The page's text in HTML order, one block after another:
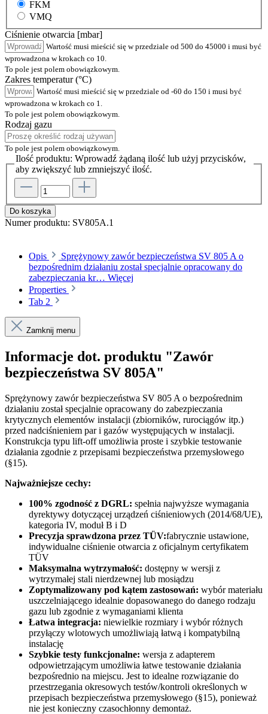
FKM
VMQ
Ciśnienie otwarcia [mbar]
Wartość musi mieścić się w przedziale od 500 do 45000 i musi być
wprowadzona w krokach co 10.
To pole jest polem obowiązkowym.
Zakres temperatur (°C)
Wartość musi mieścić się w przedziale od -60 do 150 i musi być
wprowadzona w krokach co 1.
To pole jest polem obowiązkowym.
Rodzaj gazu
To pole jest polem obowiązkowym.
Ilość produktu: Wprowadź żądaną ilość lub użyj przycisków,
aby zwiększyć lub zmniejszyć ilość.
Do koszyka
Numer produktu: SV805A.1
Opis
Sprężynowy zawór bezpieczeństwa SV 805 A o
bezpośrednim działaniu został specjalnie opracowany do
zabezpieczania kr… Więcej
Properties
Tab 2
Zamknij menu
Informacje dot. produktu "Zawór
bezpieczeństwa SV 805A"
Sprężynowy zawór bezpieczeństwa SV 805 A o bezpośrednim
działaniu został specjalnie opracowany do zabezpieczania
krytycznych elementów instalacji (zbiorników, rurociągów itp.)
przed nadciśnieniem par i gazów występujących w instalacji.
Konstrukcja typu lift-off umożliwia proste i szybkie testowanie
działania zgodnie z przepisami bezpieczeństwa przemysłowego
(§15).
Najważniejsze cechy:
100% zgodność z DGRL: spełnia najwyższe wymagania
dyrektywy dotyczącej urządzeń ciśnieniowych (2014/68/UE),
kategoria IV, moduł B i D
Precyzja sprawdzona przez TÜV:fabrycznie ustawione,
indywidualne ciśnienie otwarcia z oficjalnym certyfikatem
TÜV
Maksymalna wytrzymałość: dostępny w wersji z
wytrzymałej stali nierdzewnej lub mosiądzu
Zoptymalizowany pod kątem zastosowań: wybór materiału
uszczelniającego idealnie dopasowanego do danego rodzaju
gazu lub zgodnie z wymaganiami klienta
Łatwa integracja: niewielkie rozmiary i wybór różnych
przyłączy wlotowych umożliwiają łatwą i kompatybilną
instalację
Szybkie testy funkcjonalne: wersja z adapterem
odpowietrzającym umożliwia łatwe testowanie działania
bezpośrednio na miejscu. Jest to idealne rozwiązanie do
przestrzegania okresowych testów/kontroli określonych w
przepisach bezpieczeństwa przemysłowego (§15), ponieważ
nie jest konieczny czasochłonny demontaż.